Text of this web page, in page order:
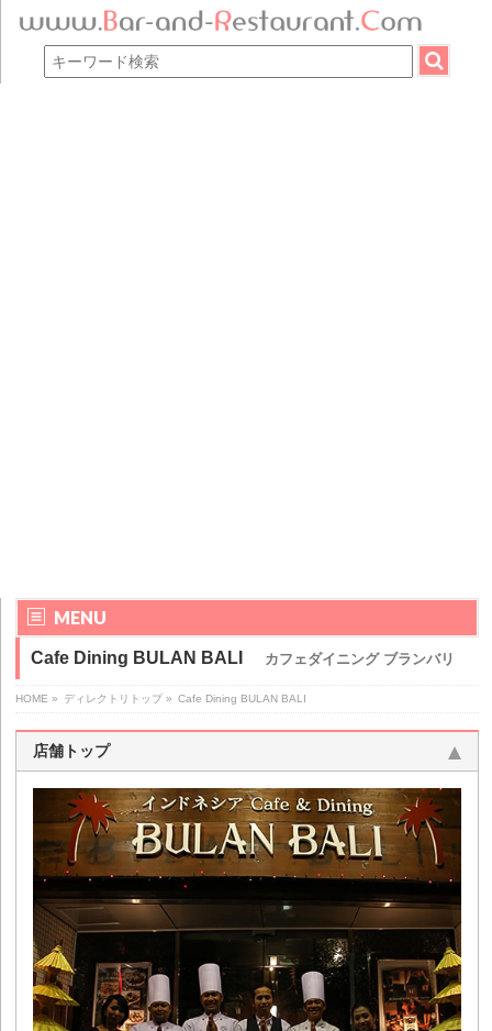
MENU
Cafe Dining BULAN BALI カフェダイニング ブランバリ
HOME » ディレクトリトップ » Cafe Dining BULAN BALI
店舗トップ